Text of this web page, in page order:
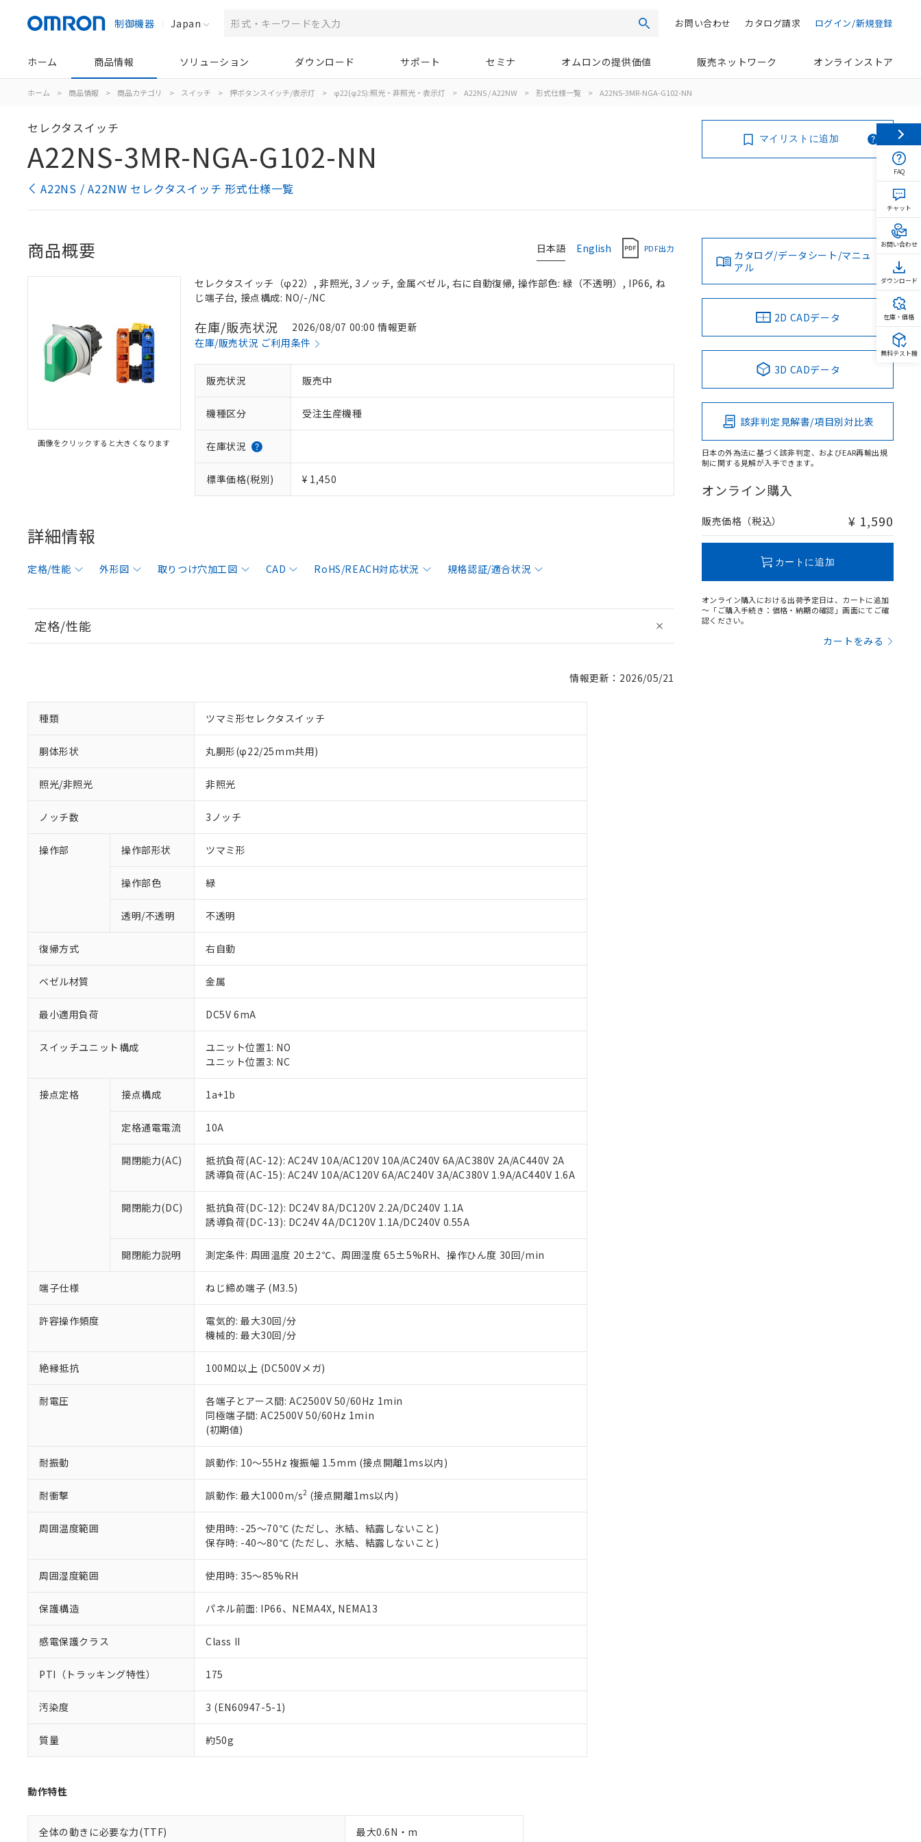
制御機器 Japan 検索 ログイン/新規登録
カタログ請求
お問い合わせ
ホーム 商品情報 ソリューション ダウンロード サポート セミナ オムロンの提供価値 販売ネットワーク オンラインストア
ホーム > 商品情報 > 商品カテゴリ > スイッチ > 押ボタンスイッチ/表示灯 > φ22(φ25):照光・非照光・表示灯 > A22NS / A22NW > 形式仕様一覧 > A22NS-3MR-NGA-G102-NN
セレクタスイッチ
A22NS-3MR-NGA-G102-NN
A22NS / A22NW セレクタスイッチ 形式仕様一覧
マイリストに追加
日本語 English PDF出力
商品概要
画像をクリックすると大きくなります
セレクタスイッチ（φ22）, 非照光, 3ノッチ, 金属ベゼル, 右に自動復帰, 操作部色: 緑（不透明）, IP66, ね
じ端子台, 接点構成: NO/-/NC
在庫/販売状況
2026/08/07 00:00 情報更新
在庫/販売状況 ご利用条件
販売状況 販売中
機種区分 受注生産機種
在庫状況
標準価格(税別) ¥ 1,450
詳細情報
定格/性能 外形図 取りつけ穴加工図 CAD RoHS/REACH対応状況 規格認証/適合状況
定格/性能
情報更新：2026/05/21
種類 ツマミ形セレクタスイッチ
胴体形状 丸胴形(φ22/25mm共用)
照光/非照光 非照光
ノッチ数 3ノッチ
操作部 操作部形状 ツマミ形
操作部色 緑
透明/不透明 不透明
復帰方式 右自動
ベゼル材質 金属
最小適用負荷 DC5V 6mA
スイッチユニット構成
ユニット位置1: NO
ユニット位置3: NC
接点定格 接点構成 1a+1b
定格通電電流 10A
開閉能力(AC)
抵抗負荷(AC-12): AC24V 10A/AC120V 10A/AC240V 6A/AC380V 2A/AC440V 2A
誘導負荷(AC-15): AC24V 10A/AC120V 6A/AC240V 3A/AC380V 1.9A/AC440V 1.6A
開閉能力(DC)
抵抗負荷(DC-12): DC24V 8A/DC120V 2.2A/DC240V 1.1A
誘導負荷(DC-13): DC24V 4A/DC120V 1.1A/DC240V 0.55A
開閉能力説明 測定条件: 周囲温度 20±2℃、周囲湿度 65±5%RH、操作ひん度 30回/min
端子仕様 ねじ締め端子 (M3.5)
許容操作頻度
電気的: 最大30回/分
機械的: 最大30回/分
絶縁抵抗 100MΩ以上 (DC500Vメガ)
耐電圧
各端子とアース間: AC2500V 50/60Hz 1min
同極端子間: AC2500V 50/60Hz 1min
(初期値)
耐振動 誤動作: 10～55Hz 複振幅 1.5mm (接点開離1ms以内)
耐衝撃 誤動作: 最大1000m/s2 (接点開離1ms以内)
周囲温度範囲
使用時: -25～70℃ (ただし、氷結、結露しないこと)
保存時: -40～80℃ (ただし、氷結、結露しないこと)
周囲湿度範囲 使用時: 35～85%RH
保護構造 パネル前面: IP66、NEMA4X, NEMA13
感電保護クラス Class II
PTI（トラッキング特性） 175
汚染度 3 (EN60947-5-1)
質量 約50g
動作特性
全体の動きに必要な力(TTF) 最大0.6N・m
カタログ/データシート/マニュ
アル
2D CADデータ
3D CADデータ
該非判定見解書/項目別対比表
日本の外為法に基づく該非判定、およびEAR再輸出規
制に関する見解が入手できます。
オンライン購入
販売価格（税込） ¥ 1,590
カートに追加
オンライン購入における出荷予定日は、カートに追加
～「ご購入手続き：価格・納期の確認」画面にてご確
認ください。
カートをみる
ご利用条件
以下の条件をお読みいただき、同意のうえご利用ください。
本サービスは、当社制御機器事業取扱商品の当社在庫状況および標準価格(税抜)を提供させていただ
くものです。
当社制御機器事業取扱商品の中には、本サービスの対象外となる商品もあることをご了承ください。
在庫状況および標準価格照会結果は、記載している更新日時点での社内データに基づき作成されるも
い。
正式な納期状況および標準価格はお客様のお取引先、またはお客様担当のオムロン制御機器販売店・
当社販売員にご相談ください。
在庫状況および標準価格結果を当社の事前の承諾なく第三者に漏洩または開示しないようお願いしま
す。
マイパーツ機能（部品リスト作成サービス）をご利用いただくには、I-Webメンバーズにご登録され
ている必要があります。
が、当社の製品・サービスに関するお客様との取引・商談に必要な範囲で利用することをご了承くだ
さい。
※当社の共同利用者とは、
"個人情報の共同利用に関して"
いる法人を指します。
※1 対応状況
対応予定：EU RoHS指令（10物質）の非含有に対応した製品に切り替える予定のある商品です。
対応予定なし：EU RoHS指令（10物質）の非含有に非対応の商品で、対応品を出す予定はありません。
調査・確認中：EU RoHS指令（10物質）の非含有の対応状況を調査中または確認中の商品です。
非該当品：ライセンス料など無形物で、有害物質有無と関係のない商品です。
があります。
*EU RoHS指令（10物質）：
鉛(Pb) 1000ppm以下、 水銀(Hg) 1000ppm以下、 カドミウム(Cd) 100ppm以下、
六価クロム(Cr(Ⅵ)) 1000ppm以下、ポリ臭化ビフェニル類(PBB) 1000ppm以下、ポリ臭化ジフェニルエーテル類(PBDE) 1000ppm以下、
フタル酸ビス(2-エチルヘキシル) (DEHP)(別名：DOP) 1000ppm以下、フタル酸ブチルベンジル（BBP） 1000ppm以下、フタル酸ジブチ
ル（DBP） 1000ppm以下、フタル酸ジイソブチル (DIBP) 1000ppm以下
但し、RoHS指令で産業用監視および制御機器に対する適用除外項目は除く。
フタル酸エステル類の４物質については閾値を超える意図的な使用がないことを確認しています。
※2 対応予定月
部品在庫の切り替え状況などにより、予定月が前後することがあります。
※3 非含有証明書ダウンロード
下記の非含有証明書をダウンロードすることができます。
EU RoHS指令（10物質）の非含有証明書
51物質の非含有証明書（当社基準）
また、RoHS指令のフタル酸エステル類４物質の対応では、対応完了までの期間は出荷製品に未対応品が
混在することから備考欄に対応日を記載しておりました。
既に当社にて対応品への在庫切替を完了していることから、特段のことがない限り、2022年1月12日よ
り割愛しております。
※1 中国RoHS○×表
「○」：最大均質材料含有率が中国RoHSの基準値以下であることを示します。
「×」：最大均質材料含有率が中国RoHSの基準値を超えていることを示します。
「－」：未確認です。当社販売部門へお問い合わせください。
Pb(鉛) :1000ppm、 Hg(水銀) : 1000ppm、 Cd(カドミウム) : 100ppm、
DEHP(フタル酸ビス(2-エチルヘキシル)) : 1000ppm
※2 環境保護使用期限
「10」：通常の使用状況下において有害物質が外部に漏えいし、環境に深刻な影響を及ぼさない年数を意
味します。
「－」：未確認です。当社販売部門へお問い合わせください。
う）を輸出または国外への提供する場合は、日本国政府の輸出許可(または役務取引許可)を取得する
などの必要な手続きをとります。
当社は規制貨物を破棄する場合は、完全に破砕するなど、違法に輸出されないよう必要な手段を講じ
ます。
当社は貴社製品を、核兵器、ミサイル、化学兵器、生物兵器またはその他武器並びにこれらの製造装
置等に一切使用いたしません。
当社は、貴社製品を第三者に販売する場合は、上記1、2および3の内容を当該第三者に通知します。
たしません。
合意する キャンセル
記
説明
△ 一定数には満たないが在庫あり
－
在庫なし(最新の在庫状況については、お客様のお取引先、またはお客様担当のオムロン制御
空
白
受注生産機種、また在庫状況の情報を公開していない機種
FAQ
チャット
お問い合わせ
ダウンロード
在庫・価格
無料テスト機